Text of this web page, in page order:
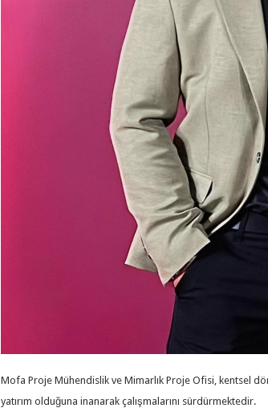
Mofa Proje Mühendislik ve Mimarlık Proje Ofisi, kentsel
yatırım olduğuna inanarak çalışmalarını sürdürmektedir.